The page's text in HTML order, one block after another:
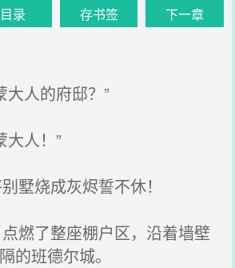
目录 存书签 下一章
人的府邸？”
人！”
墅烧成灰烬誓不休！
燃了整座棚户区，沿着墙壁
的班德尔城。